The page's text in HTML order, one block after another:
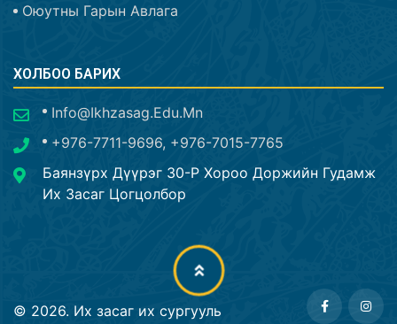
Оюутны Гарын Авлага
ХОЛБОО БАРИХ
Info@ikhzasag.edu.mn
+976-7711-9696, +976-7015-7765
Баянзүрх Дүүрэг 30-Р Хороо Доржийн Гудамж
Их Засаг Цогцолбор
© 2026. Их засаг их сургууль